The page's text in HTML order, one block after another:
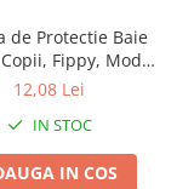
de Protectie Baie
Fippy, Model
Dimensiune
Impotriva
pentru Ochi si
TPE+PP, Galbena
12,08 Lei
IN STOC
IN COS